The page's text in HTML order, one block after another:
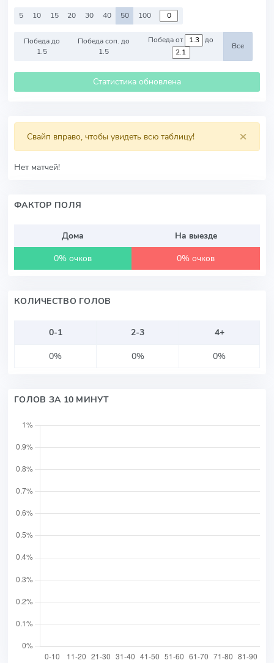
5 10 15 20 30 40 50 100
Победа до
1.5
Победа соп. до
1.5
Победа от до
Все
Статистика обновлена
×
Свайп вправо, чтобы увидеть всю таблицу!
Нет матчей!
ФАКТОР ПОЛЯ
Дома
На выезде
0% очков
0% очков
КОЛИЧЕСТВО ГОЛОВ
0-1 2-3
4+
0%
0% 0%
ГОЛОВ ЗА 10 МИНУТ